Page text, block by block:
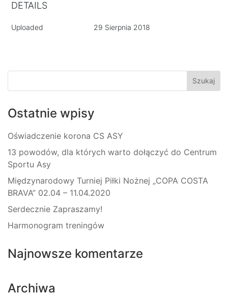
DETAILS
Uploaded 29 Sierpnia 2018
Ostatnie wpisy
Oświadczenie korona CS ASY
13 powodów, dla których warto dołączyć do Centrum
Sportu Asy
Międzynarodowy Turniej Piłki Nożnej „COPA COSTA
BRAVA” 02.04 – 11.04.2020
Serdecznie Zapraszamy!
Harmonogram treningów
Najnowsze komentarze
Archiwa